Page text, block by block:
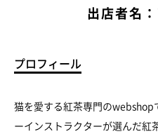
出店者名
プロフィール
猫を愛する紅茶専門のwebshop
ーインストラクターが選んだ紅